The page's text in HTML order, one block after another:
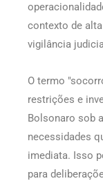
contexto de
vigilância
O termo
restrições e
Bolsonaro sob
necessidades
imediata. Isso
para